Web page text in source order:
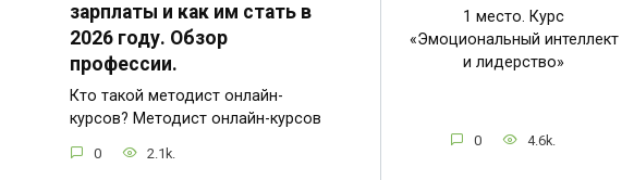
зарплаты и как им стать в
2026 году. Обзор
профессии.
Кто такой методист онлайн-
курсов? Методист онлайн-курсов
0 2.1k.
1 место. Курс
«Эмоциональный интеллект
и лидерство»
0 4.6k.